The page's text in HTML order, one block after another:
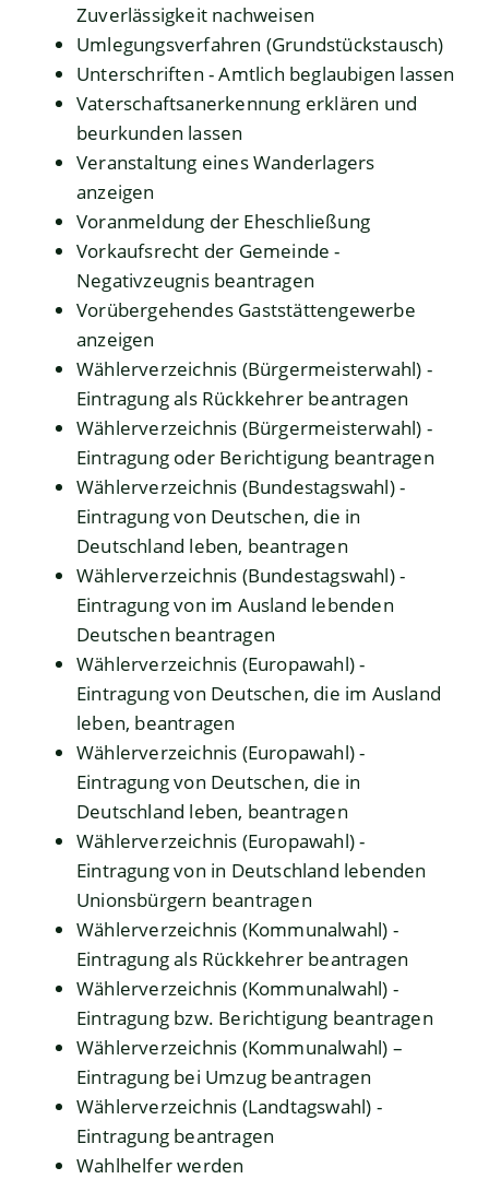
Zuverlässigkeit nachweisen
Umlegungsverfahren (Grundstückstausch)
Unterschriften - Amtlich beglaubigen lassen
Vaterschaftsanerkennung erklären und
beurkunden lassen
Veranstaltung eines Wanderlagers
anzeigen
Voranmeldung der Eheschließung
Vorkaufsrecht der Gemeinde -
Negativzeugnis beantragen
Vorübergehendes Gaststättengewerbe
anzeigen
Wählerverzeichnis (Bürgermeisterwahl) -
Eintragung als Rückkehrer beantragen
Wählerverzeichnis (Bürgermeisterwahl) -
Eintragung oder Berichtigung beantragen
Wählerverzeichnis (Bundestagswahl) -
Eintragung von Deutschen, die in
Deutschland leben, beantragen
Wählerverzeichnis (Bundestagswahl) -
Eintragung von im Ausland lebenden
Deutschen beantragen
Wählerverzeichnis (Europawahl) -
Eintragung von Deutschen, die im Ausland
leben, beantragen
Wählerverzeichnis (Europawahl) -
Eintragung von Deutschen, die in
Deutschland leben, beantragen
Wählerverzeichnis (Europawahl) -
Eintragung von in Deutschland lebenden
Unionsbürgern beantragen
Wählerverzeichnis (Kommunalwahl) -
Eintragung als Rückkehrer beantragen
Wählerverzeichnis (Kommunalwahl) -
Eintragung bzw. Berichtigung beantragen
Wählerverzeichnis (Kommunalwahl) –
Eintragung bei Umzug beantragen
Wählerverzeichnis (Landtagswahl) -
Eintragung beantragen
Wahlhelfer werden